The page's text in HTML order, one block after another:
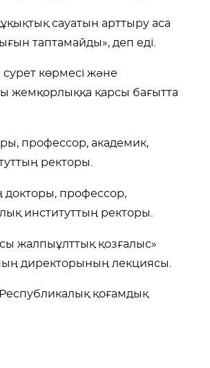
сауатын арттыру аса
таптамайды», деп еді.
көрмесі және
жемқорлыққа қарсы бағытта
профессор, академик,
ректоры.
докторы, профессор,
институттың ректоры.
жалпыұлттық қозғалыс»
директорының лекциясы.
қоғамдық